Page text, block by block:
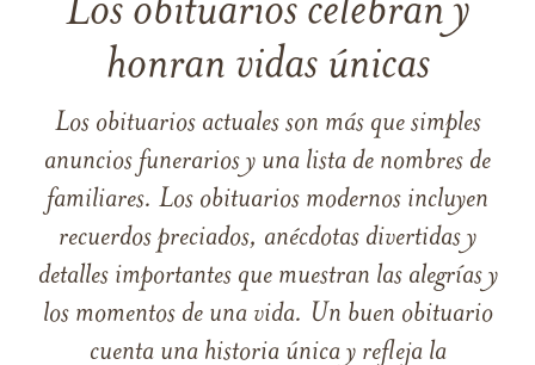
Los obituarios celebran y
honran vidas únicas
Los obituarios actuales son más que simples
anuncios funerarios y una lista de nombres de
familiares. Los obituarios modernos incluyen
recuerdos preciados, anécdotas divertidas y
detalles importantes que muestran las alegrías y
los momentos de una vida. Un buen obituario
cuenta una historia única y refleja la